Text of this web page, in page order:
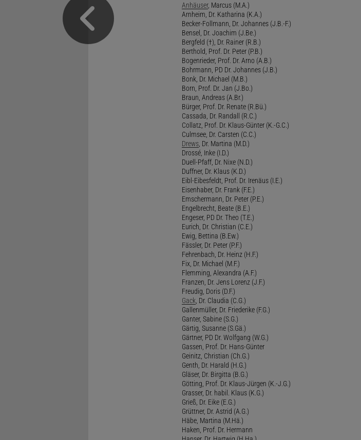
Anhäuser, Marcus (M.A.)
Arnheim, Dr. Katharina (K.A.)
Becker-Follmann, Dr. Johannes (J.B.-F.)
Bensel, Dr. Joachim (J.Be.)
Bergfeld (†), Dr. Rainer (R.B.)
Berthold, Prof. Dr. Peter (P.B.)
Bogenrieder, Prof. Dr. Arno (A.B.)
Bohrmann, PD Dr. Johannes (J.B.)
Bonk, Dr. Michael (M.B.)
Born, Prof. Dr. Jan (J.Bo.)
Braun, Andreas (A.Br.)
Bürger, Prof. Dr. Renate (R.Bü.)
Cassada, Dr. Randall (R.C.)
Collatz, Prof. Dr. Klaus-Günter (K.-G.C.)
Culmsee, Dr. Carsten (C.C.)
Drews, Dr. Martina (M.D.)
Drossé, Inke (I.D.)
Duell-Pfaff, Dr. Nixe (N.D.)
Duffner, Dr. Klaus (K.D.)
Eibl-Eibesfeldt, Prof. Dr. Irenäus (I.E.)
Eisenhaber, Dr. Frank (F.E.)
Emschermann, Dr. Peter (P.E.)
Engelbrecht, Beate (B.E.)
Engeser, PD Dr. Theo (T.E.)
Eurich, Dr. Christian (C.E.)
Ewig, Bettina (B.Ew.)
Fässler, Dr. Peter (P.F.)
Fehrenbach, Dr. Heinz (H.F.)
Fix, Dr. Michael (M.F.)
Flemming, Alexandra (A.F.)
Franzen, Dr. Jens Lorenz (J.F.)
Freudig, Doris (D.F.)
Gack, Dr. Claudia (C.G.)
Gallenmüller, Dr. Friederike (F.G.)
Ganter, Sabine (S.G.)
Gärtig, Susanne (S.Gä.)
Gärtner, PD Dr. Wolfgang (W.G.)
Gassen, Prof. Dr. Hans-Günter
Geinitz, Christian (Ch.G.)
Genth, Dr. Harald (H.G.)
Gläser, Dr. Birgitta (B.G.)
Götting, Prof. Dr. Klaus-Jürgen (K.-J.G.)
Grasser, Dr. habil. Klaus (K.G.)
Grieß, Dr. Eike (E.G.)
Grüttner, Dr. Astrid (A.G.)
Häbe, Martina (M.Hä.)
Haken, Prof. Dr. Hermann